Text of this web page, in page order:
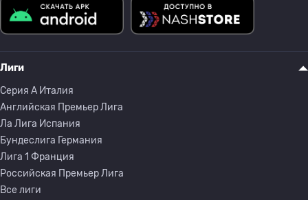
Лиги
Серия A Италия
Английская Премьер Лига
Ла Лига Испания
Бундеслига Германия
Лига 1 Франция
Российская Премьер Лига
Все лиги